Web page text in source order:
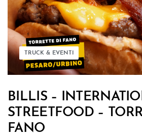
TRUCK & EVENTI
BILLIS –
STREETFOOD –
FANO